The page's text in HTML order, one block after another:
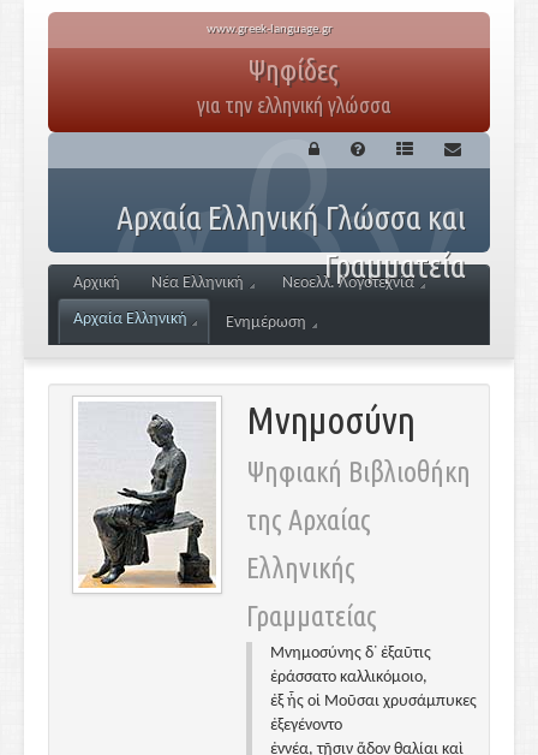
www.greek-language.gr
Ψηφίδες
για την ελληνική γλώσσα
Αρχαία Ελληνική Γλώσσα και
Γραμματεία
Αρχική Νέα Ελληνική
Νεοελλ. Λογοτεχνία
Αρχαία Ελληνική
Ενημέρωση
Μνημοσύνη
Ψηφιακή Βιβλιοθήκη
της Αρχαίας
Ελληνικής
Γραμματείας
Μνημοσύνης δ᾽ ἐξαῦτις
ἐράσσατο καλλικόμοιο,
ἐξ ἧς οἱ Μοῦσαι χρυσάμπυκες
ἐξεγένοντο
ἐννέα, τῇσιν ἅδον θαλίαι καὶ